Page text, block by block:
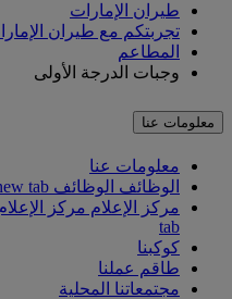
طيران الإمارات
تجربتكم مع طيران
المطاعم
وجبات الدرجة الأولى
معلومات عنا
معلومات عنا
الوظائف الوظائف Opens an external link in a new tab
مركز الإعلام
tab
كوكبنا
طاقم عملنا
مجتمعاتنا المحلية